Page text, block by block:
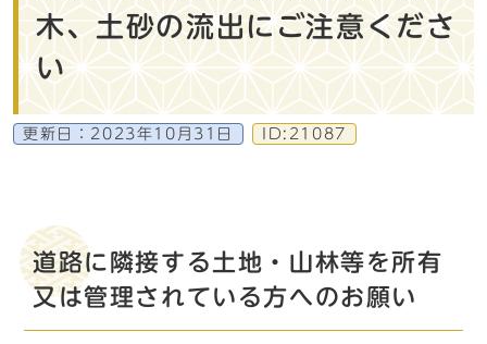
木、土砂の流出にご注意くださ
い
更新日： 2023年10月31日 ID:21087
道路に隣接する土地・山林等を所有
又は管理されている方へのお願い